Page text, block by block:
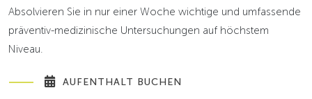
Absolvieren Sie in nur einer Woche wichtige und umfassende
präventiv-medizinische Untersuchungen auf höchstem
Niveau.
AUFENTHALT BUCHEN